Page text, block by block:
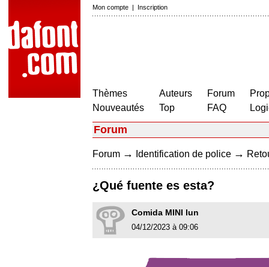
Mon compte | Inscription
Thèmes
Nouveautés
Auteurs
Top
Forum
FAQ
Forum
Forum → Identification de police →
¿Qué fuente es esta?
Comida MINI lun
04/12/2023 à 09:06